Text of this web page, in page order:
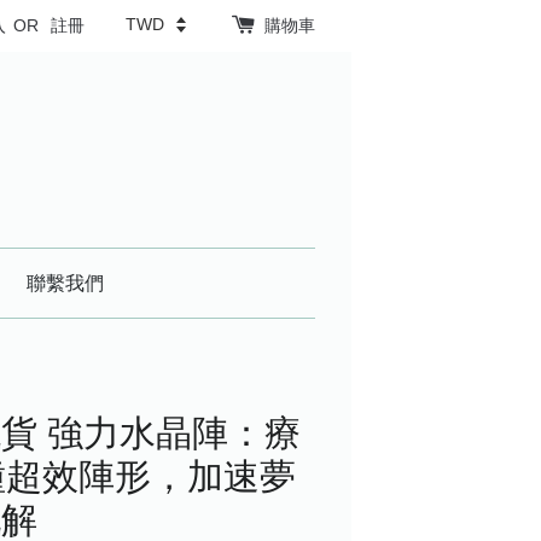
OR 註冊 購物車
聯繫我們
強力水晶陣：療
效陣形，加速夢